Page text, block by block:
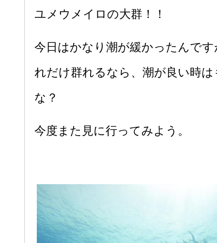
ユメウメイロの大群！！
今日はかなり潮が緩かったんで
れだけ群れるなら、潮が良い時
な？
今度また見に行ってみよう。